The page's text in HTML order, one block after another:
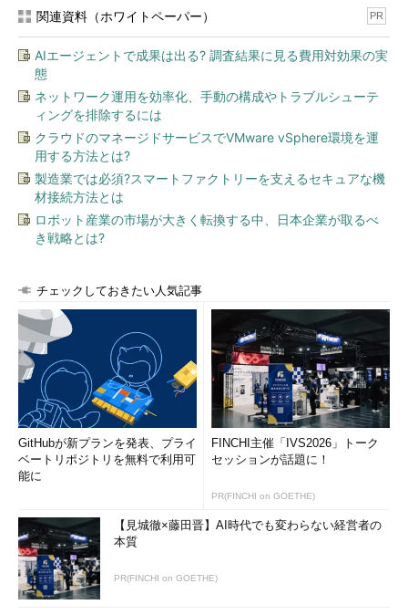
関連資料（ホワイトペーパー） PR
AIエージェントで成果は出る? 調査結果に見る費用対効果の実
態
ネットワーク運用を効率化、手動の構成やトラブルシューテ
ィングを排除するには
クラウドのマネージドサービスでVMware vSphere環境を運
用する方法とは?
製造業では必須?スマートファクトリーを支えるセキュアな機
材接続方法とは
ロボット産業の市場が大きく転換する中、日本企業が取るべ
き戦略とは?
チェックしておきたい人気記事
GitHubが新プランを発表、プライ
ベートリポジトリを無料で利用可
能に
FINCHI主催「IVS2026」トーク
セッションが話題に！
PR(FINCHI on GOETHE)
【見城徹×藤田晋】AI時代でも変わらない経営者の
本質
PR(FINCHI on GOETHE)